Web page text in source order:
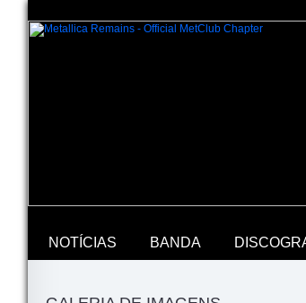
NOTÍCIAS BANDA